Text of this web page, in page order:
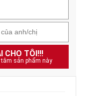
CHO TÔI!!!
sản phẩm này